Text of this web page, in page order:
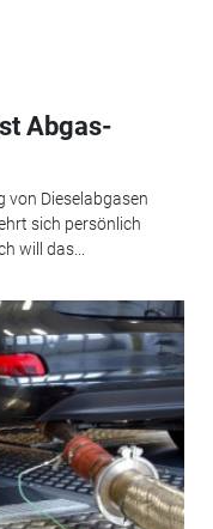
Abgas-
von Dieselabgasen
sich persönlich
will das...